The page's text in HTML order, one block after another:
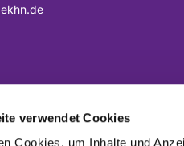
verwendet Cookies
Cookies, um Inhalte und
ggf. das